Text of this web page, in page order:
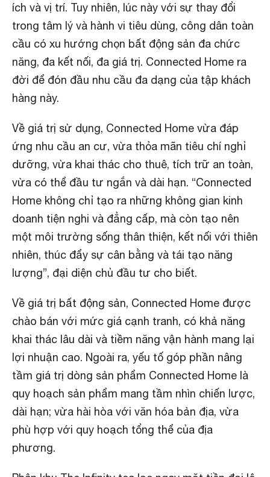
ích và vị trí. Tuy nhiên, lúc này với sự thay đổi
trong tâm lý và hành vi tiêu dùng, công dân toàn
cầu có xu hướng chọn bất động sản đa chức
năng, đa kết nối, đa giá trị. Connected Home ra
đời để đón đầu nhu cầu đa dạng của tập khách
hàng này.
Về giá trị sử dụng, Connected Home vừa đáp
ứng nhu cầu an cư, vừa thỏa mãn tiêu chí nghỉ
dưỡng, vừa khai thác cho thuê, tích trữ an toàn,
vừa có thể đầu tư ngắn và dài hạn. “Connected
Home không chỉ tạo ra những không gian kinh
doanh tiện nghi và đẳng cấp, mà còn tạo nên
một môi trường sống thân thiện, kết nối với thiên
nhiên, thúc đẩy sự cân bằng và tái tạo năng
lượng”, đại diện chủ đầu tư cho biết.
Về giá trị bất động sản, Connected Home được
chào bán với mức giá cạnh tranh, có khả năng
khai thác lâu dài và tiềm năng vận hành mang lại
lợi nhuận cao. Ngoài ra, yếu tố góp phần nâng
tầm giá trị dòng sản phẩm Connected Home là
quy hoạch sản phẩm mang tầm nhìn chiến lược,
dài hạn; vừa hài hòa với văn hóa bản địa, vừa
phù hợp với quy hoạch tổng thể của địa
phương.